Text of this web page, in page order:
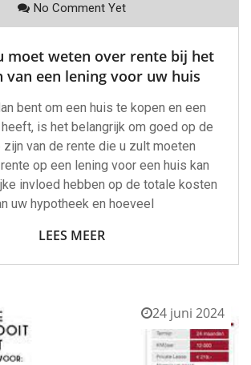
No Comment Yet
moet weten over rente bij het
van een lening voor uw huis
bent om een huis te kopen en een
heeft, is het belangrijk om goed op de
zijn van de rente die u zult moeten
op een lening voor een huis kan
invloed hebben op de totale kosten
uw hypotheek en hoeveel
LEES MEER
24 juni 2024